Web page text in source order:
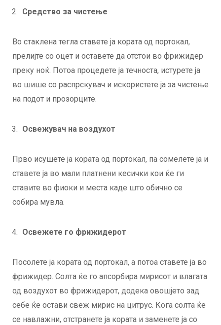
Средство за чистење
Во стаклена тегла ставете ја кората од портокал,
прелијте со оцет и оставете да отстои во фрижидер
преку ноќ. Потоа процедете ја течноста, истурете ја
во шише со распрскувач и искористете ја за чистење
на подот и прозорците.
Освежувач на воздухот
Прво исушете ја кората од портокал, па сомелете ја и
ставете ја во мали платнени кесички кои ќе ги
ставите во фиоки и места каде што обично се
собира мувла.
Освежете го фрижидерот
Посолете ја кората од портокал, а потоа ставете ја во
фрижидер. Солта ќе го апсорбира мирисот и влагата
од воздухот во фрижидерот, додека овошјето зад
себе ќе остави свеж мирис на цитрус. Кога солта ќе
се навлажни, отстранете ја кората и заменете ја со